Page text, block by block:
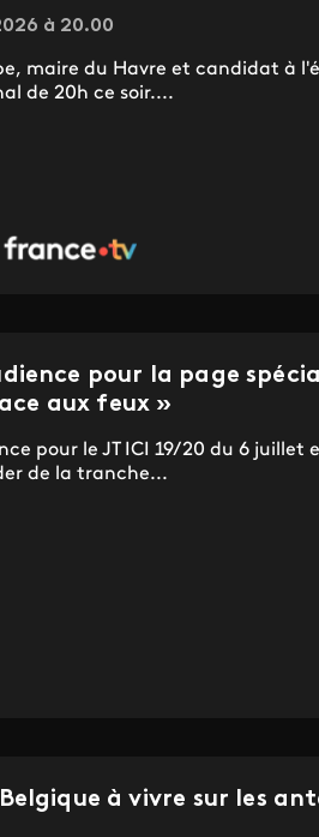
à 20.00
maire du Havre et candidat à
de 20h ce soir....
pour la page
aux feux »
pour le JT ICI 19/20 du 6 juillet
de la tranche...
à vivre sur les